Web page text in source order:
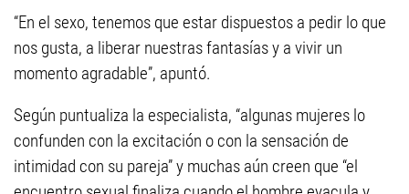
“En el sexo, tenemos que estar dispuestos a pedir lo que
nos gusta, a liberar nuestras fantasías y a vivir un
momento agradable”, apuntó.
Según puntualiza la especialista, “algunas mujeres lo
confunden con la excitación o con la sensación de
intimidad con su pareja” y muchas aún creen que “el